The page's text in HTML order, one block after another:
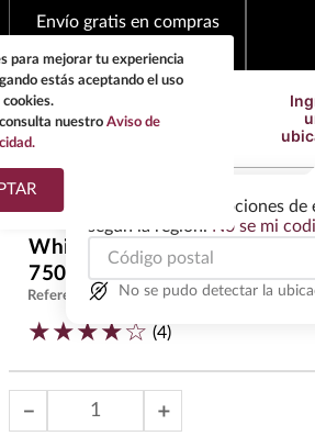
Envío gratis en compras
Las ofertas y las opciones
según la región. No se mi
No se pudo detectar la
¿Qué estas buscando?
Whisky Buchanans Deluxe
750 ml
Referencia:W42059
★★★★☆ (4)
＋
－
TÉRMINOS MÁS
BUSCADOS
1.
tequila
2.
whisky
3.
tequilas
4.
para mejorar tu experiencia
estás aceptando el uso
nuestro Aviso de